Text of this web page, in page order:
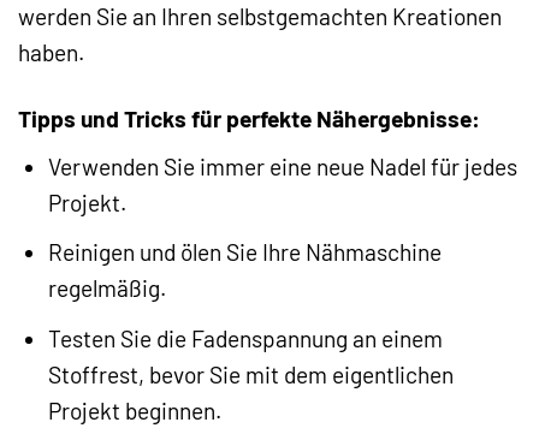
werden Sie an Ihren selbstgemachten Kreationen
haben.
Tipps und Tricks für perfekte Nähergebnisse:
Verwenden Sie immer eine neue Nadel für jedes
Projekt.
Reinigen und ölen Sie Ihre Nähmaschine
regelmäßig.
Testen Sie die Fadenspannung an einem
Stoffrest, bevor Sie mit dem eigentlichen
Projekt beginnen.